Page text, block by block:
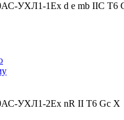
УХЛ1-1Ex d e mb IIC T6
УХЛ1-2Ex nR II T6 Gc X